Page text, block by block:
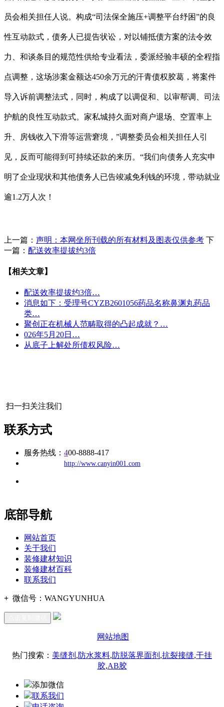
员会相关担任人说。构成“司法保全施压+调整平台纾困”的良
性互动款式，债务人已提告状讼，对以铺抵债方案的法令效
力、和谈条目的规范性供给专业看法，委派经验丰硕的全程指
点调整，这场涉案金额达450余万元的汗青债权胶葛，将案件
导入诉前调整法式，同时，构成了以调促和、以审帮调、司法
护航的良性互动款式。家私城持久面对商户退场、空置率上
升、房钱收入下滑等运营窘境，”调整委员会相关担任人引
见，反而可能得到可持续还款的来历。“我们向债务人充实申
明了企业现状和其他债务人已告竣减免利钱的环境，带动就业
逾1.2万人次！
上一篇： 声明：本网坐所刊载的所有材料及图表仅供参考 下
一篇： 配送效率提拔约3倍
【相关文章】
配送效率提拔约3倍…
消息如下：受理号CYZB2601056药品名称鼻渊丸药品
类…
聚创正在机械人范畴取得的凸起成就？…
026年5月20日…
从底子上解处所债权风险…
扫一扫关注我们
联系方式
服务热线： 400-8888-417
http://www.canyin001.com
底部导航
网站首页
关于我们
装修建材知识
装修建材百科
联系我们
+ 微信号： WANGYUNHUA
网站地图
热门搜索： 美缝剂 ,防水浆料,防脱落界面剂 ,抗裂接缝,干挂
胶,AB胶
添加微信
联系我们